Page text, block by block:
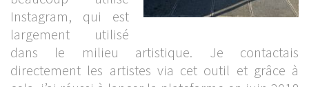
Instagram, qui est
largement utilisé
dans le milieu artistique. Je contactais
directement les artistes via cet outil et grâce à